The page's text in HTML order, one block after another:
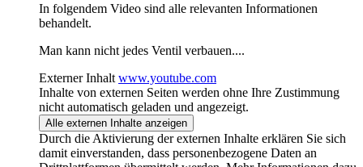
In folgendem Video sind alle relevanten Informationen
behandelt.
Man kann nicht jedes Ventil verbauen....
Externer Inhalt www.youtube.com
Inhalte von externen Seiten werden ohne Ihre Zustimmung
nicht automatisch geladen und angezeigt.
Alle externen Inhalte anzeigen
Durch die Aktivierung der externen Inhalte erklären Sie sich
damit einverstanden, dass personenbezogene Daten an